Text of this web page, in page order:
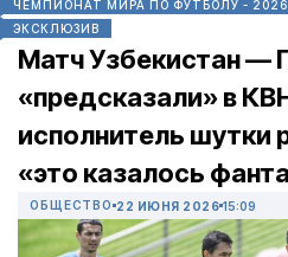
ЧЕМПИОНАТ МИРА ПО ФУТБОЛУ - 2026
ЭКСКЛЮЗИВ
Матч Узбекистан —
«предсказали» в
исполнитель шутки
«это казалось
ОБЩЕСТВО 22 ИЮНЯ 2026 15:09